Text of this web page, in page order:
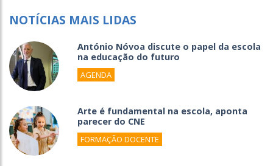
NOTÍCIAS MAIS LIDAS
António Nóvoa discute o papel da escola
na educação do futuro
AGENDA
Arte é fundamental na escola, aponta
parecer do CNE
FORMAÇÃO DOCENTE